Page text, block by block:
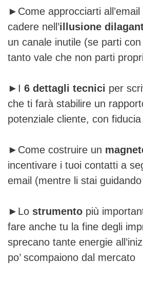
►Come approcciarti
cadere nell’illusione
un canale inutile (se parti
tanto vale che non parti
►I 6 dettagli tecnici per
che ti farà stabilire un
potenziale cliente, con
►Come costruire un
incentivare i tuoi contatti a
email (mentre li stai guidando
►Lo strumento più
fare anche tu la fine degli
sprecano tante energie
po’ scompaiono dal mercato